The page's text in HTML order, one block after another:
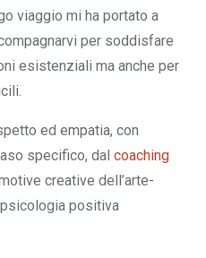
viaggio mi ha portato a
per soddisfare
esistenziali ma anche per
ed empatia, con
specifico, dal coaching
creative dell’arte-
positiva